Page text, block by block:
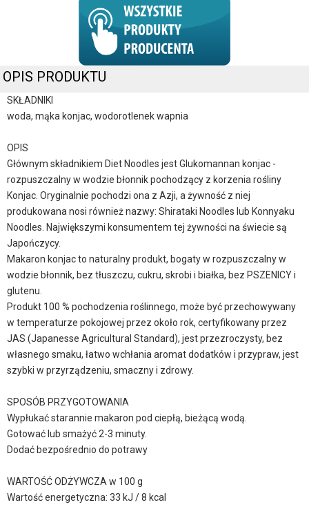
OPIS PRODUKTU
SKŁADNIKI
woda, mąka konjac, wodorotlenek wapnia
OPIS
Głównym składnikiem Diet Noodles jest Glukomannan konjac -
rozpuszczalny w wodzie błonnik pochodzący z korzenia rośliny
Konjac. Oryginalnie pochodzi ona z Azji, a żywność z niej
produkowana nosi również nazwy: Shirataki Noodles lub Konnyaku
Noodles. Największymi konsumentem tej żywności na świecie są
Japończycy.
Makaron konjac to naturalny produkt, bogaty w rozpuszczalny w
wodzie błonnik, bez tłuszczu, cukru, skrobi i białka, bez PSZENICY i
glutenu.
Produkt 100 % pochodzenia roślinnego, może być przechowywany
w temperaturze pokojowej przez około rok, certyfikowany przez
JAS (Japanesse Agricultural Standard), jest przezroczysty, bez
własnego smaku, łatwo wchłania aromat dodatków i przypraw, jest
szybki w przyrządzeniu, smaczny i zdrowy.
SPOSÓB PRZYGOTOWANIA
Wypłukać starannie makaron pod ciepłą, bieżącą wodą.
Gotować lub smażyć 2-3 minuty.
Dodać bezpośrednio do potrawy
WARTOŚĆ ODŻYWCZA w 100 g
Wartość energetyczna: 33 kJ / 8 kcal